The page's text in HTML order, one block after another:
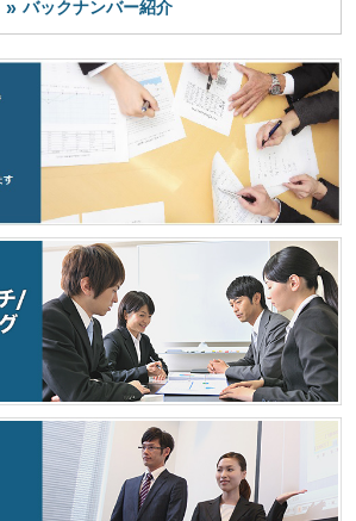
バックナンバー紹介